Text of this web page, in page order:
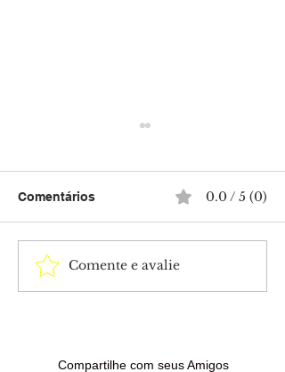
Sancionada lei que
Comentários 0.0 / 5 (0)
Comente e avalie
Compartilhe com seus Amigos